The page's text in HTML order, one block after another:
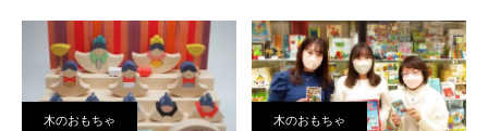
木のおもちゃ 木のおもちゃ